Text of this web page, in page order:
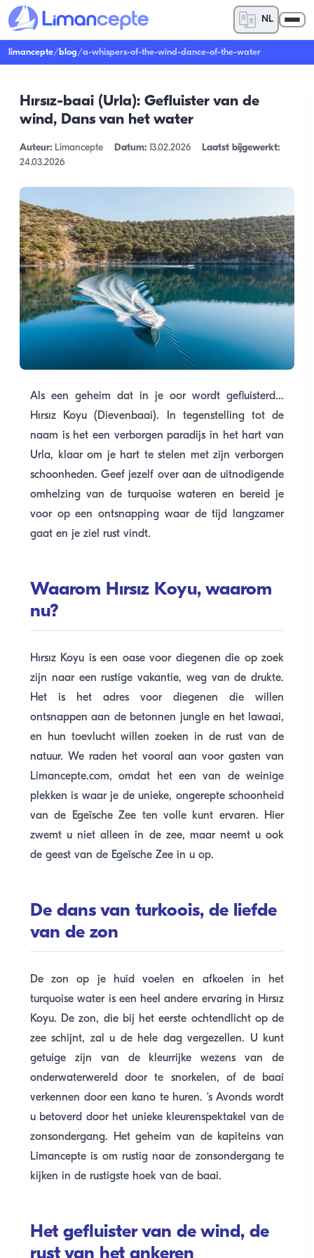
NL
limancepte/blog/a-whispers-of-the-wind-dance-of-the-water
Hırsız-baai (Urla): Gefluister van de
wind, Dans van het water
Auteur: Limancepte Datum: 13.02.2026
Laatst bijgewerkt:
24.03.2026
Als een geheim dat in je oor wordt gefluisterd...
Hırsız Koyu (Dievenbaai). In tegenstelling tot de
naam is het een verborgen paradijs in het hart van
Urla, klaar om je hart te stelen met zijn verborgen
schoonheden. Geef jezelf over aan de uitnodigende
omhelzing van de turquoise wateren en bereid je
voor op een ontsnapping waar de tijd langzamer
gaat en je ziel rust vindt.
Waarom Hırsız Koyu, waarom
nu?
Hırsız Koyu is een oase voor diegenen die op zoek
zijn naar een rustige vakantie, weg van de drukte.
Het is het adres voor diegenen die willen
ontsnappen aan de betonnen jungle en het lawaai,
en hun toevlucht willen zoeken in de rust van de
natuur. We raden het vooral aan voor gasten van
Limancepte.com, omdat het een van de weinige
plekken is waar je de unieke, ongerepte schoonheid
van de Egeïsche Zee ten volle kunt ervaren. Hier
zwemt u niet alleen in de zee, maar neemt u ook
de geest van de Egeïsche Zee in u op.
De dans van turkoois, de liefde
van de zon
De zon op je huid voelen en afkoelen in het
turquoise water is een heel andere ervaring in Hırsız
Koyu. De zon, die bij het eerste ochtendlicht op de
zee schijnt, zal u de hele dag vergezellen. U kunt
getuige zijn van de kleurrijke wezens van de
onderwaterwereld door te snorkelen, of de baai
verkennen door een kano te huren. 's Avonds wordt
u betoverd door het unieke kleurenspektakel van de
zonsondergang. Het geheim van de kapiteins van
Limancepte is om rustig naar de zonsondergang te
kijken in de rustigste hoek van de baai.
Het gefluister van de wind, de
rust van het ankeren